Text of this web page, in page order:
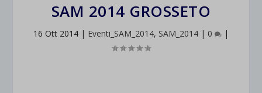
SAM 2014 GROSSETO
16 Ott 2014 | Eventi_SAM_2014, SAM_2014 | 0 |